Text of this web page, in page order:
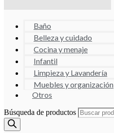
Baño
Belleza y cuidado
Cocina y menaje
Infantil
Limpieza y Lavandería
Muebles y organización
Otros
Búsqueda de productos